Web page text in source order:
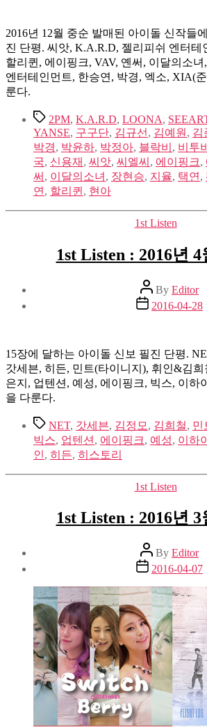
2016년 12월 중순 발매된 아이돌 신작들
진 단평. 씨앗, K.A.R.D, 젤리피쉬 엔터테
할리퀸, 에이핑크, VAV, 옌써, 이달의소
엔터테인먼트, 한승연, 박경, 엑소, XIA(
룬다.
Tags2PM, K.A.R.D, LOONA,
YANSE, 구구단, 김규선 , 김예원 , 김
박경, 박윤하, 박정아, 블락비 , 비투비
국, 신용재 , 씨앗, 씨엘씨 , 에이핑크,
써 , 이달의소녀 , 장현승, 지율, 택연 ,
연 , 할리퀸 , 현아
Categories
1st Listen
1st Listen : 2016년
Post
author
By Editor
Post
date
2016-04-28
15장에 달하는 아이돌 신보 필진 단평.
갓세븐, 히든, 민트(타이니지), 휘인&김
은지, 업텐션, 예성, 에이핑크, 빅스, 이하
을 다룬다.
TagsNET, 갓세븐, 김정모 , 김희철, 민
빅스, 업텐션 , 에이핑크, 예성, 이하이
인, 히든, 히스토리
Categories
1st Listen
1st Listen : 2016년
Post
author
By Editor
Post
date
2016-04-07